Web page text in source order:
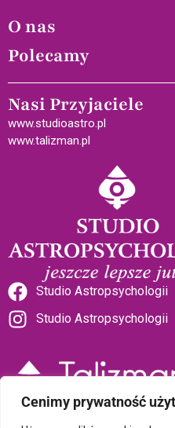
Cenimy prywatność
O nas
Polecamy
Nasi Przyjaciele
www.studioastro.pl
www.talizman.pl
Studio Astropsychologii
Studio Astropsychologii